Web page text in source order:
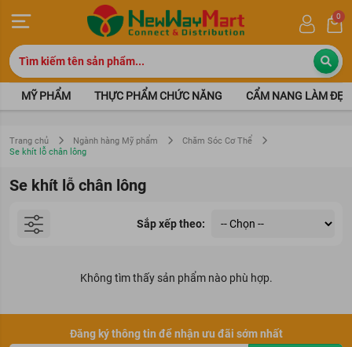
0
MỸ PHẨM THỰC PHẨM CHỨC NĂNG CẨM NANG LÀM ĐẸP
Trang chủ Ngành hàng Mỹ phẩm
Chăm Sóc Cơ Thể
Se khít lỗ chân lông
Se khít lỗ chân lông
Sắp xếp theo:
Không tìm thấy sản phẩm nào phù hợp.
Đăng ký thông tin để nhận ưu đãi sớm nhất